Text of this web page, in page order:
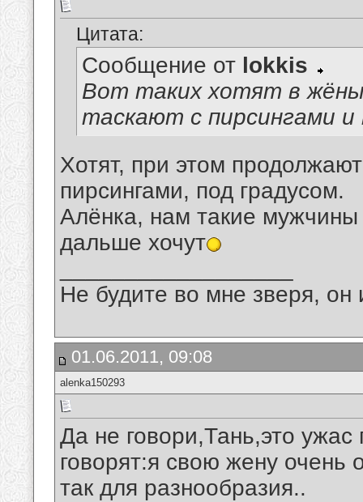
Цитата:
Сообщение от lokkis
Вот таких хотят в
таскают с пирсингами
Хотят, при этом
пирсингами, под градусом.
Алёнка, нам такие
дальше хочут
Не будите во мне зверя, он
01.06.2011, 09:08
alenka150293
Да не говори,Тань,это ужас
говорят:я свою жену очень
так для разнообразия..